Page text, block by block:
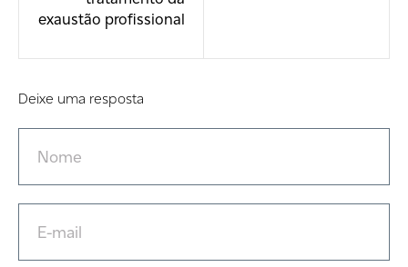
exaustão profissional
Deixe uma resposta